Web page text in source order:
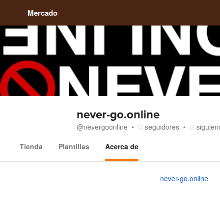
Mercado
never-go.online
@nevergoonline seguidores
Tienda
Plantillas Acerca de
never-go.online